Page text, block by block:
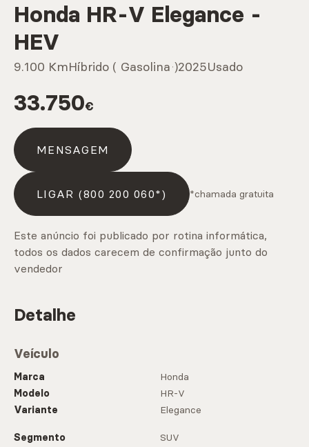
Honda HR-V Elegance -
HEV
9.100 KmHíbrido ( Gasolina )2025Usado
33.750€
MENSAGEM
LIGAR (800 200 060*) *chamada gratuita
Este anúncio foi publicado por rotina informática,
todos os dados carecem de confirmação junto do
vendedor
Detalhe
Veículo
Marca
Honda
Modelo
HR-V
Variante
Elegance
Segmento
SUV
CARREGAR MAIS
CARREGAR MAIS